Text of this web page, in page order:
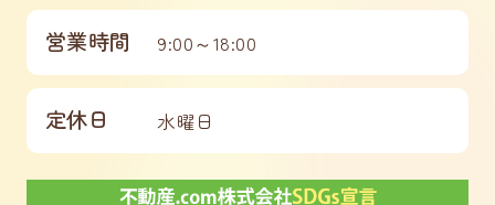
営業時間 9:00～18:00
定休日 水曜日